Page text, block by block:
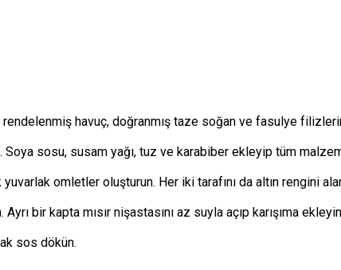
rendelenmiş havuç, doğranmış taze soğan ve fasulye
sosu, susam yağı, tuz ve karabiber ekleyip tüm
yuvarlak omletler oluşturun. Her iki tarafını da altın rengini
bir kapta mısır nişastasını az suyla açıp karışıma
sos dökün.